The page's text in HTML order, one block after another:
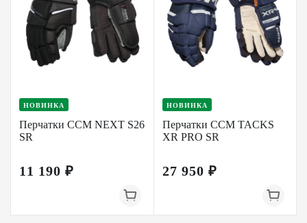
НОВИНКА
Перчатки CCM NEXT S26
SR
11 190 ₽
НОВИНКА
Перчатки CCM TACKS
XR PRO SR
27 950 ₽